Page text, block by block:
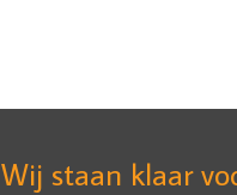
Wij staan klaar